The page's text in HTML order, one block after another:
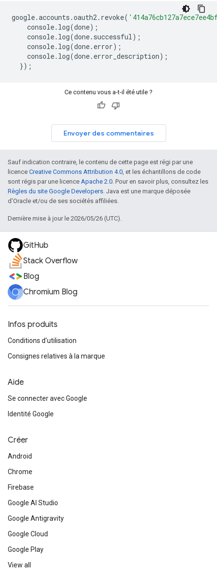
google.accounts .oauth2. revoke(
console. log(done);
console. log(done. successful);
console. log(done. error);
console. log(done. error_description);
});
Ce contenu vous a-t-il été utile ?
Envoyer des commentaires
Sauf indication contraire, le contenu de cette page est régi par une
licence Creative Commons Attribution 4.0, et les échantillons de code
sont régis par une licence Apache 2.0. Pour en savoir plus, consultez les
Règles du site Google Developers. Java est une marque déposée
d'Oracle et/ou de ses sociétés affiliées.
Dernière mise à jour le 2026/05/26 (UTC).
GitHub
Stack Overflow
Blog
Chromium Blog
Infos produits
Conditions d'utilisation
Consignes relatives à la marque
Aide
Se connecter avec Google
Identité Google
Créer
Android
Chrome
Firebase
Google AI Studio
Google Antigravity
Google Cloud
Google Play
View all